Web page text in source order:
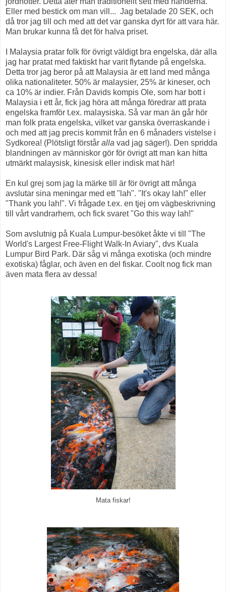
Eller med bestick om man vill... Jag betalade 20 SEK, och
då tror jag till och med att det var ganska dyrt för att vara här.
Man brukar kunna få det för halva priset.
I Malaysia pratar folk för övrigt väldigt bra engelska, där alla
jag har pratat med faktiskt har varit flytande på engelska.
Detta tror jag beror på att Malaysia är ett land med många
olika nationaliteter. 50% är malaysier, 25% är kineser, och
ca 10% är indier. Från Davids kompis Ole, som har bott i
Malaysia i ett år, fick jag höra att många föredrar att prata
engelska framför t.ex. malaysiska. Så var man än går hör
man folk prata engelska, vilket var ganska överraskande i
och med att jag precis kommit från en 6 månaders vistelse i
Sydkorea! (Plötsligt förstår alla vad jag säger!). Den spridda
blandningen av människor gör för övrigt att man kan hitta
utmärkt malaysisk, kinesisk eller indisk mat här!
En kul grej som jag la märke till är för övrigt att många
avslutar sina meningar med ett "lah". "It's okay lah!" eller
"Thank you lah!". Vi frågade t.ex. en tjej om vägbeskrivning
till vårt vandrarhem, och fick svaret "Go this way lah!"
Som avslutnig på Kuala Lumpur-besöket åkte vi till "The
World's Largest Free-Flight Walk-In Aviary", dvs Kuala
Lumpur Bird Park. Där såg vi många exotiska (och mindre
exotiska) fåglar, och även en del fiskar. Coolt nog fick man
även mata flera av dessa!
Mata fiskar!